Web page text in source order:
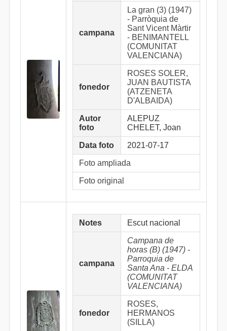
campana
La gran (3) (1947)
- Parròquia de
Sant Vicent Màrtir
- BENIMANTELL
(COMUNITAT
VALENCIANA)
fonedor
ROSES SOLER,
JUAN BAUTISTA
(ATZENETA
D'ALBAIDA)
Autor
foto
ALEPUZ
CHELET, Joan
Data foto 2021-07-17
Foto ampliada
Foto original
Notes Escut nacional
campana
Campana de
horas (B) (1947) -
Parroquia de
Santa Ana - ELDA
(COMUNITAT
VALENCIANA)
fonedor
ROSES,
HERMANOS
(SILLA)